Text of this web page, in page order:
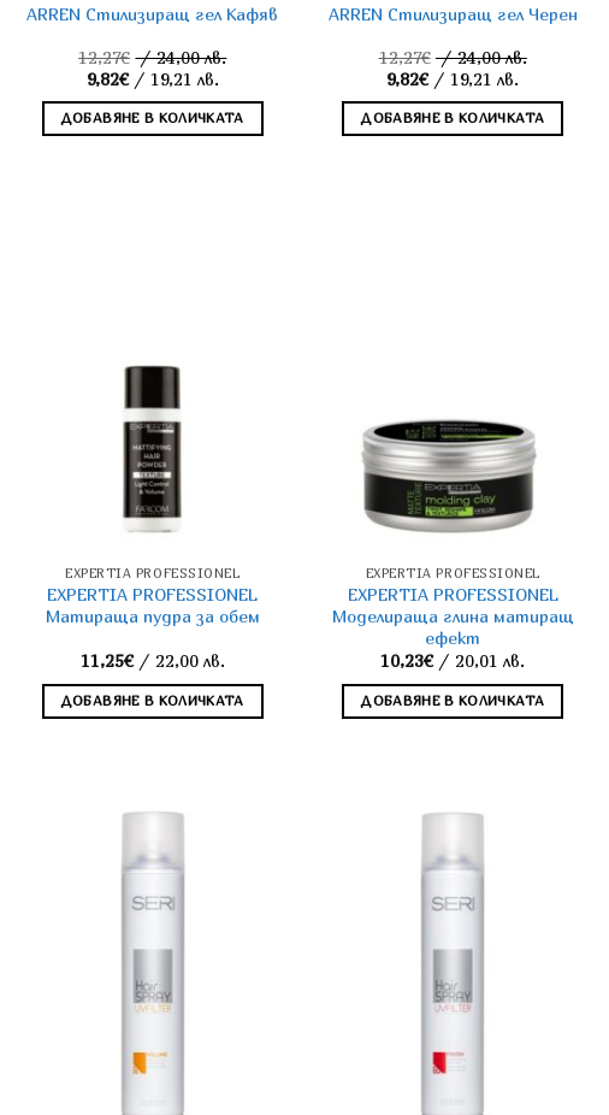
ARREN Стилизиращ гел Кафяв
12,27€ / 24,00 лв.
Original
was:
12,27€.
9,82€/ 19,21 лв.
цена
е:
ДОБАВЯНЕ В КОЛИЧКАТА
ARREN Стилизиращ гел Черен
12,27€ / 24,00 лв.
Original
was:
12,27€.
9,82€/ 19,21 лв.
цена
е:
ДОБАВЯНЕ В КОЛИЧКАТА
EXPERTIA PROFESSIONЕL
EXPERTIA PROFESSIONEL
Матираща пудра за обем
11,25€/ 22,00 лв.
ДОБАВЯНЕ В КОЛИЧКАТА
EXPERTIA PROFESSIONЕL
EXPERTIA PROFESSIONEL
Моделираща глина матиращ
ефект
10,23€/ 20,01 лв.
ДОБАВЯНЕ В КОЛИЧКАТА